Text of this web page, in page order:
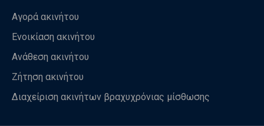
Αγορά ακινήτου
Ενοικίαση ακινήτου
Ανάθεση ακινήτου
Ζήτηση ακινήτου
Διαχείριση ακινήτων βραχυχρόνιας μίσθωσης